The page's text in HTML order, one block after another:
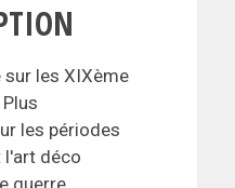
les XIXème
les périodes
l'art déco
guerre